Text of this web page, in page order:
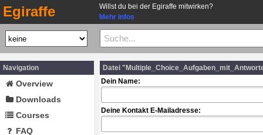
Egiraffe
Willst du bei der Egiraffe mitwirken?
Mehr Infos
Navigation
Overview
Downloads
Courses
FAQ
Datei
Dein Name:
Deine Kontakt E-Mailadresse: